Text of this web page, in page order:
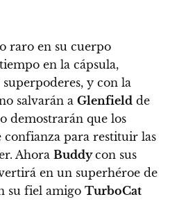
raro en su cuerpo
en la cápsula,
y con la
salvarán a Glenfield de
demostrarán que los
confianza para restituir las
Ahora Buddycon sus
en un superhéroe de
su fiel amigo TurboCat